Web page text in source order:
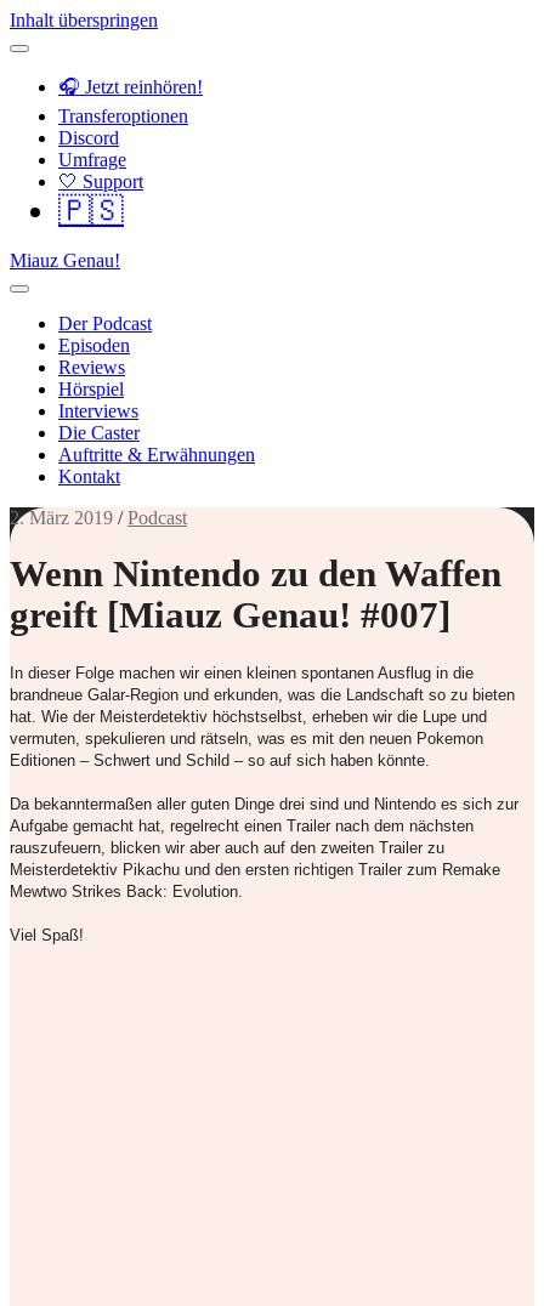
Inhalt überspringen
🎧 Jetzt reinhören!
Transferoptionen
Discord
Umfrage
🤍 Support
🇵🇸
Miauz Genau!
Der Podcast
Episoden
Reviews
Hörspiel
Interviews
Die Caster
Auftritte & Erwähnungen
Kontakt
2. März 2019 /Podcast
Wenn Nintendo zu den Waffen
greift [Miauz Genau! #007]
In dieser Folge machen wir einen kleinen spontanen Ausflug in die
brandneue Galar-Region und erkunden, was die Landschaft so zu bieten
hat. Wie der Meisterdetektiv höchstselbst, erheben wir die Lupe und
vermuten, spekulieren und rätseln, was es mit den neuen Pokemon
Editionen – Schwert und Schild – so auf sich haben könnte.
Da bekanntermaßen aller guten Dinge drei sind und Nintendo es sich zur
Aufgabe gemacht hat, regelrecht einen Trailer nach dem nächsten
rauszufeuern, blicken wir aber auch auf den zweiten Trailer zu
Meisterdetektiv Pikachu und den ersten richtigen Trailer zum Remake
Mewtwo Strikes Back: Evolution.
Viel Spaß!